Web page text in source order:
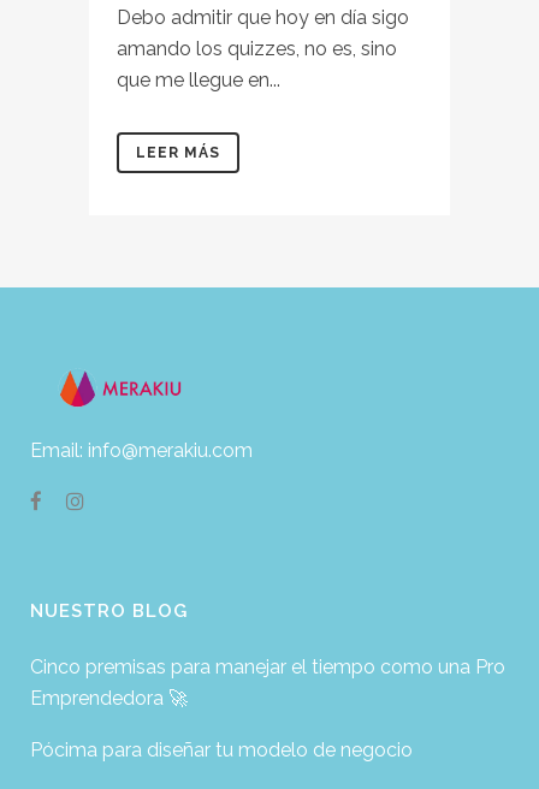
Debo admitir que hoy en día sigo
amando los quizzes, no es, sino
que me llegue en...
LEER MÁS
Email: info@merakiu.com
NUESTRO BLOG
Cinco premisas para manejar el tiempo como una Pro
Emprendedora 🚀
Pócima para diseñar tu modelo de negocio